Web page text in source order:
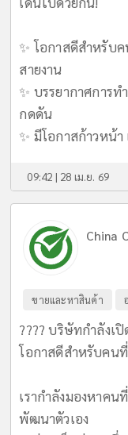
✨ โอกาสดีสำหรับ
สายงาน
✨ บรรยากาศการ
กดดัน
✨ มีโอกาสก้าวหน้
09:42 | 28 เม.ย. 69
China
ขายและหาสินค้า
???? บริษัทกำลังเ
โอกาสดีสำหรับคน
เรากำลังมองหาคน
พัฒนาตัวเอง